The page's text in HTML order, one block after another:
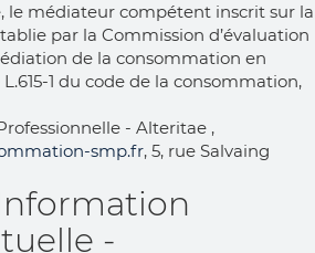
le médiateur compétent inscrit sur la
par la Commission d’évaluation
de la consommation en
1 du code de la consommation,
- Alteritae ,
smp.fr, 5, rue Salvaing
-